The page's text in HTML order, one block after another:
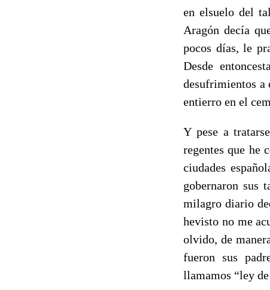
en elsuelo del
Aragón decía
pocos días, le
Desde
desufrimientos
entierro en el
Y pese a
regentes que he
ciudades
gobernaron sus
milagro diario
hevisto no me
olvido, de
fueron sus
llamamos “ley